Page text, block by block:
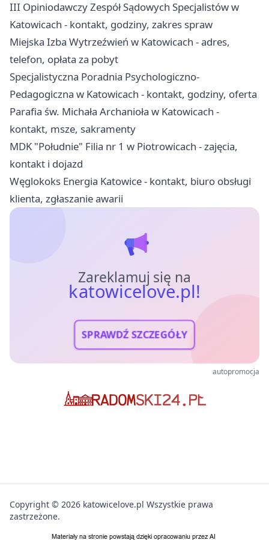
III Opiniodawczy Zespół Sądowych Specjalistów w
Katowicach - kontakt, godziny, zakres spraw
Miejska Izba Wytrzeźwień w Katowicach - adres,
telefon, opłata za pobyt
Specjalistyczna Poradnia Psychologiczno-
Pedagogiczna w Katowicach - kontakt, godziny, oferta
Parafia św. Michała Archanioła w Katowicach -
kontakt, msze, sakramenty
MDK "Południe" Filia nr 1 w Piotrowicach - zajęcia,
kontakt i dojazd
Węglokoks Energia Katowice - kontakt, biuro obsługi
klienta, zgłaszanie awarii
Zareklamuj się na
katowicelove.pl!
SPRAWDŹ SZCZEGÓŁY
autopromocja
Copyright © 2026 katowicelove.pl Wszystkie prawa
zastrzeżone.